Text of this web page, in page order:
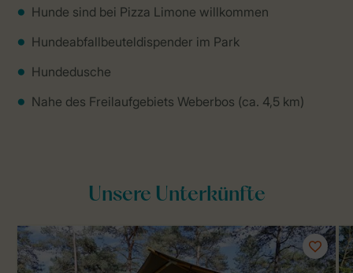
Hunde sind bei Pizza Limone willkommen
Hundeabfallbeuteldispender im Park
Hundedusche
Nahe des Freilaufgebiets Weberbos (ca. 4,5 km)